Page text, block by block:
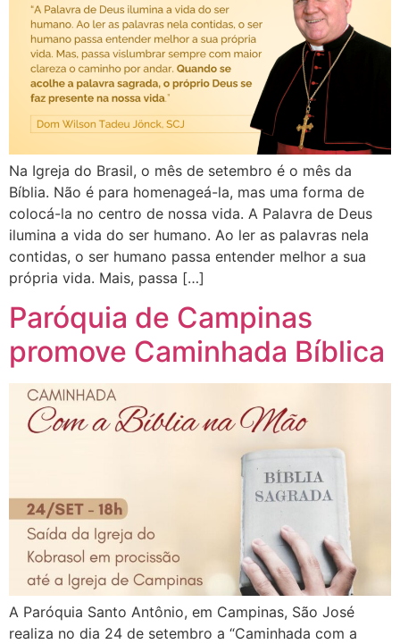
Na Igreja do Brasil, o mês de setembro é o mês da
Bíblia. Não é para homenageá-la, mas uma forma de
colocá-la no centro de nossa vida. A Palavra de Deus
ilumina a vida do ser humano. Ao ler as palavras nela
contidas, o ser humano passa entender melhor a sua
própria vida. Mais, passa […]
Paróquia de Campinas
promove Caminhada Bíblica
A Paróquia Santo Antônio, em Campinas, São José
realiza no dia 24 de setembro a “Caminhada com a